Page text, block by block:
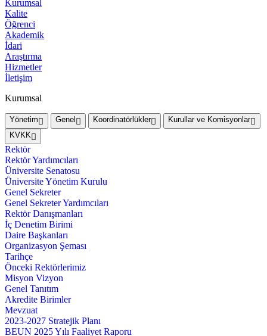
Kurumsal
Kalite
Öğrenci
Akademik
İdari
Araştırma
Hizmetler
İletişim
Kurumsal
Yönetim Genel Koordinatörlükler
Kurullar ve Komisyonlar
KVKK
Rektör
Rektör Yardımcıları
Üniversite Senatosu
Üniversite Yönetim Kurulu
Genel Sekreter
Genel Sekreter Yardımcıları
Rektör Danışmanları
İç Denetim Birimi
Daire Başkanları
Organizasyon Şeması
Tarihçe
Önceki Rektörlerimiz
Misyon Vizyon
Genel Tanıtım
Akredite Birimler
Mevzuat
2023-2027 Stratejik Planı
BEUN 2025 Yılı Faaliyet Raporu